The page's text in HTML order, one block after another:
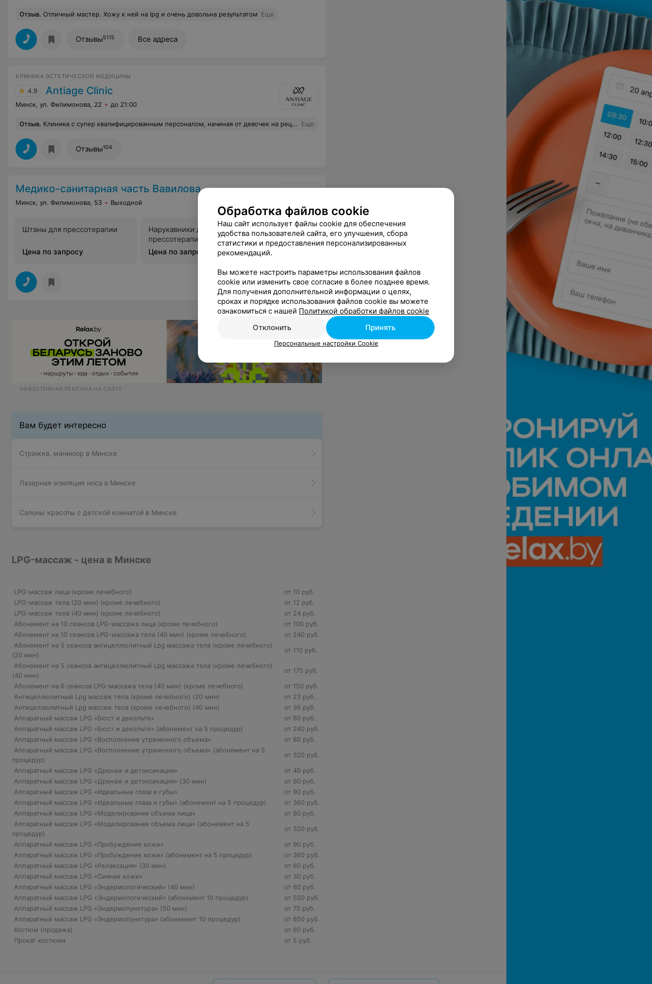
Отзыв. Отличный мастер. Хожу к ней на lpg и очень довольна результатом Еще
Отзывы5115 Все адреса
КЛИНИКА ЭСТЕТИЧЕСКОЙ МЕДИЦИНЫ
4.9 Antiage Clinic
Минск, ул. Филимонова, 22 до 21:00
Отзыв. Клиника с супер квалифицированным персоналом, начиная от девочек на рецепции до специалистов. Можно смело обратиться к любому! Отдельно хочу отметить врача трихолога Ирину и мастера аппаратного массажа Ольгу! Еще
Отзывы104
Медико-санитарная часть Вавилова
Минск, ул. Филимонова, 53 Выходной
Штаны для прессотерапии
Цена по запросу
Нарукавники для
прессотерапии
Цена по запросу
Все цены
ЭФФЕКТИВНАЯ РЕКЛАМА НА САЙТЕ
Вам будет интересно
Стрижка, маникюр в Минске
Лазерная эпиляция носа в Минске
Салоны красоты с детской комнатой в Минске
LPG-массаж - цена в Минске
LPG-массаж лица (кроме лечебного)
от 10 руб.
LPG-массаж тела (20 мин) (кроме лечебного)
от 12 руб.
LPG-массаж тела (40 мин) (кроме лечебного)
от 24 руб.
Абонемент на 10 сеансов LPG-массажа лица (кроме лечебного)
от 100 руб.
Абонемент на 10 сеансов LPG-массажа тела (40 мин) (кроме лечебного)
от 240 руб.
Абонемент на 5 сеансов антицеллюлитный Lpg массажа тела (кроме лечебного)
(20 мин)
от 110 руб.
Абонемент на 5 сеансов антицеллюлитный Lpg массажа тела (кроме лечебного)
(40 мин)
от 175 руб.
Абонемент на 6 сеансов LPG-массажа тела (40 мин) (кроме лечебного)
от 150 руб.
Антицеллюлитный Lpg массаж тела (кроме лечебного) (20 мин)
от 23 руб.
Антицеллюлитный Lpg массаж тела (кроме лечебного) (40 мин)
от 36 руб.
Аппаратный массаж LPG «Бюст и декольте»
от 60 руб.
Аппаратный массаж LPG «Бюст и декольте» (абонемент на 5 процедур)
от 240 руб.
Аппаратный массаж LPG «Восполнение утраченного объема»
от 80 руб.
Аппаратный массаж LPG «Восполнение утраченного объема» (абонемент на 5
процедур)
от 320 руб.
Аппаратный массаж LPG «Дренаж и детоксикация»
от 40 руб.
Аппаратный массаж LPG «Дренаж и детоксикация» (30 мин)
от 60 руб.
Аппаратный массаж LPG «Идеальные глаза и губы»
от 90 руб.
Аппаратный массаж LPG «Идеальные глаза и губы» (абонемент на 5 процедур)
от 360 руб.
Аппаратный массаж LPG «Моделирование объема лица»
от 80 руб.
Аппаратный массаж LPG «Моделирование объема лица» (абонемент на 5
процедур)
от 320 руб.
Аппаратный массаж LPG «Пробуждение кожи»
от 90 руб.
Аппаратный массаж LPG «Пробуждение кожи» (абонемент на 5 процедур)
от 360 руб.
Аппаратный массаж LPG «Релаксация» (30 мин)
от 60 руб.
Аппаратный массаж LPG «Сияние кожи»
от 30 руб.
Аппаратный массаж LPG «Эндермологический» (40 мин)
от 60 руб.
Аппаратный массаж LPG «Эндермологический» (абонемент 10 процедур)
от 550 руб.
Аппаратный массаж LPG «Эндермопунктура» (50 мин)
от 75 руб.
Аппаратный массаж LPG «Эндермопунктура» (абонемент 10 процедур)
от 650 руб.
Костюм (продажа)
от 60 руб.
Прокат костюма
от 5 руб.
Обработка файлов cookie
Наш сайт использует файлы cookie для обеспечения
удобства пользователей сайта, его улучшения, сбора
статистики и предоставления персонализированных
рекомендаций.
Вы можете настроить параметры использования файлов
cookie или изменить свое согласие в более позднее время.
Для получения дополнительной информации о целях,
сроках и порядке использования файлов cookie вы можете
ознакомиться с нашей Политикой обработки файлов cookie
Отклонить
Принять
Персональные настройки Cookie